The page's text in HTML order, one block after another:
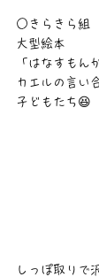
○きらきら組
大型絵本
「はなすもん
カエルの言い
子どもたち😆
しっぽ取りで